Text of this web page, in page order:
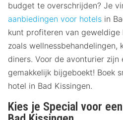
budget te overschrijden? Je
aanbiedingen voor hotels in
kunt profiteren van geweldige
zoals wellnessbehandelingen,
diners. Voor de avonturier
gemakkelijk bijgeboekt! Boek
hotel in Bad Kissingen.
Kies je Special voor